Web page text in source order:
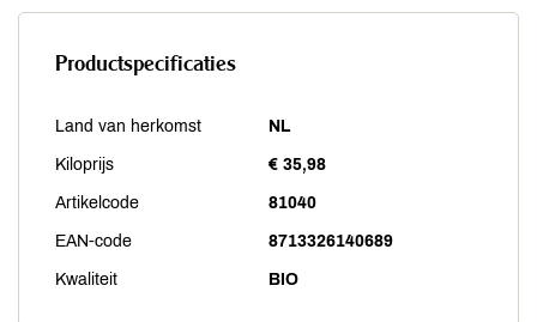
Productspecificaties
Land van herkomst NL
Kiloprijs € 35,98
Artikelcode 81040
EAN-code 8713326140689
Kwaliteit BIO